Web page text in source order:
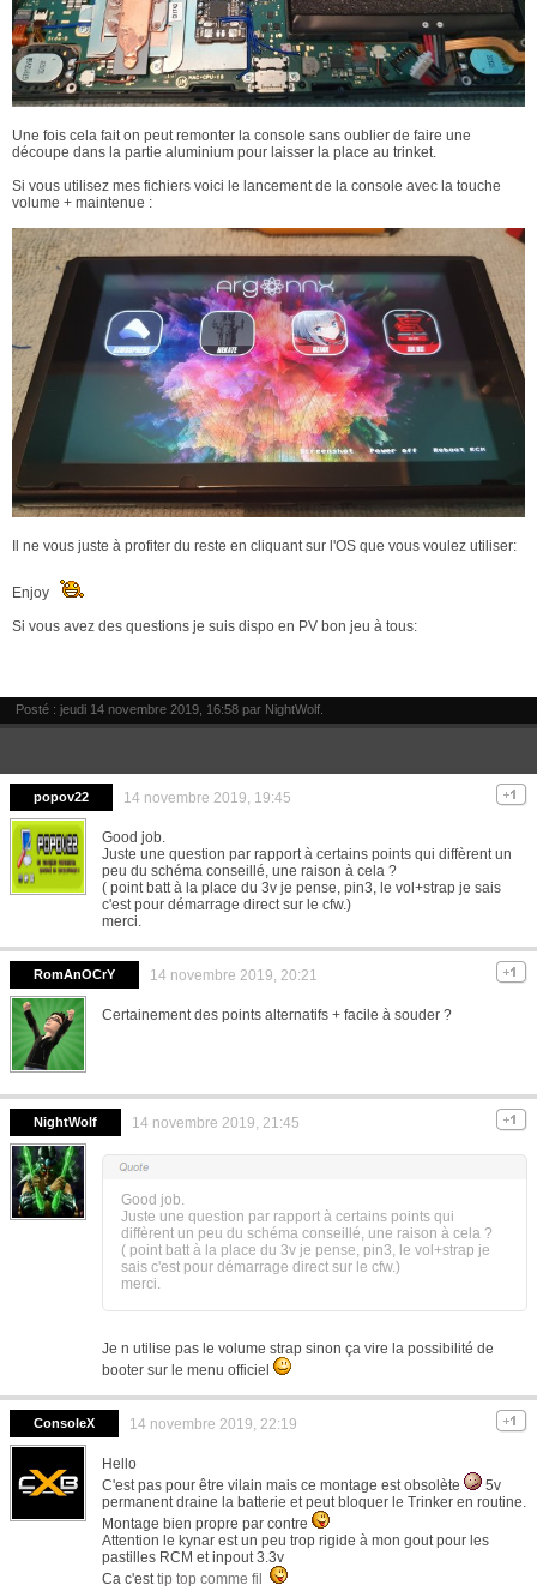
Une fois cela fait on peut remonter la console sans oublier de faire une
découpe dans la partie aluminium pour laisser la place au trinket.
Si vous utilisez mes fichiers voici le lancement de la console avec la touche
volume + maintenue :
Il ne vous juste à profiter du reste en cliquant sur l'OS que vous voulez utiliser:
Enjoy
Si vous avez des questions je suis dispo en PV bon jeu à tous:
Posté : jeudi 14 novembre 2019, 16:58 par NightWolf.
popov22 14 novembre 2019, 19:45
Good job.
Juste une question par rapport à certains points qui diffèrent un
peu du schéma conseillé, une raison à cela ?
( point batt à la place du 3v je pense, pin3, le vol+strap je sais
c'est pour démarrage direct sur le cfw.)
merci.
RomAnOCrY 14 novembre 2019, 20:21
Certainement des points alternatifs + facile à souder ?
NightWolf 14 novembre 2019, 21:45
Good job.
Juste une question par rapport à certains points qui
diffèrent un peu du schéma conseillé, une raison à cela ?
( point batt à la place du 3v je pense, pin3, le vol+strap je
sais c'est pour démarrage direct sur le cfw.)
merci.
Je n utilise pas le volume strap sinon ça vire la possibilité de
booter sur le menu officiel
ConsoleX 14 novembre 2019, 22:19
Hello
C'est pas pour être vilain mais ce montage est obsolète
5v
permanent draine la batterie et peut bloquer le Trinker en routine.
Montage bien propre par contre
Attention le kynar est un peu trop rigide à mon gout pour les
pastilles RCM et inpout 3.3v
Ca c'esttip top comme fil